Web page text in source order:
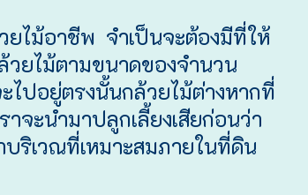
ยไม้อาชีพ จำเป็นจะต้องมีที่ให้
วยไม้ตามขนาดของจำนวน
ไปอยู่ตรงนั้นกล้วยไม้ต่างหากที่
จะนำมาปลูกเลี้ยงเสียก่อนว่า
ริเวณที่เหมาะสมภายในที่ดิน